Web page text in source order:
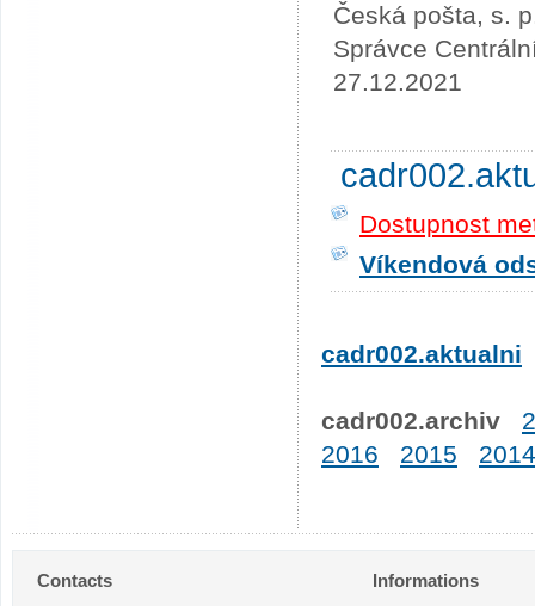
Česká pošta, s.
Správce
27.12.2021
Dostupnost
Víkendová
cadr002.aktualni
cadr002.archiv
2016
2015 2014
Contacts Informations